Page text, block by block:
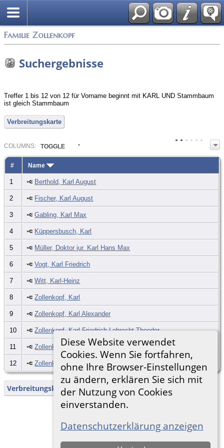
Familie Zollenkopf
Diese Website verwendet
Cookies. Wenn Sie fortfahren,
ohne Ihre Browser-Einstellungen
zu ändern, erklären Sie sich mit
der Nutzung von Cookies
einverstanden.
Datenschutzerklärung anzeigen
Suchergebnisse
Treffer 1 bis 12 von 12 für Vorname beginnt mit KARL UND Stammbaum
ist gleich Stammbaum
Verbreitungskarte
COLUMN S: TOGGLE
# Name
1 Berthold, Karl August
2 Fischer, Karl August
3 Gabling, Karl Max
4 Küppersbusch, Karl
5 Müller, Doktor jur. Karl Hans Max
6 Vogt, Karl Friedrich
7 Witt, Karl-Heinz
8 Zollenkopf, Karl
9 Zollenkopf, Karl Alexander
10 Zollenkopf, Karl Friedrich Lebrecht Theodor
11 Zollenkopf, Karl Heinz
12 Zollenkopf, Karl Thomas Joachim Friedrich
Verbreitungskarte
Zur Desktop-Webseite wechseln